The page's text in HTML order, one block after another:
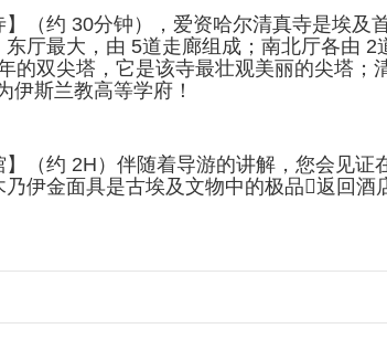
（约 30分钟），爱资哈尔清真寺是埃及
厅最大，由 5道走廊组成；南北厅各由 2
的双尖塔，它是该寺最壮观美丽的尖塔
伊斯兰教高等学府！
】（约 2H）伴随着导游的讲解，您会见
伊金面具是古埃及文物中的极品返回酒